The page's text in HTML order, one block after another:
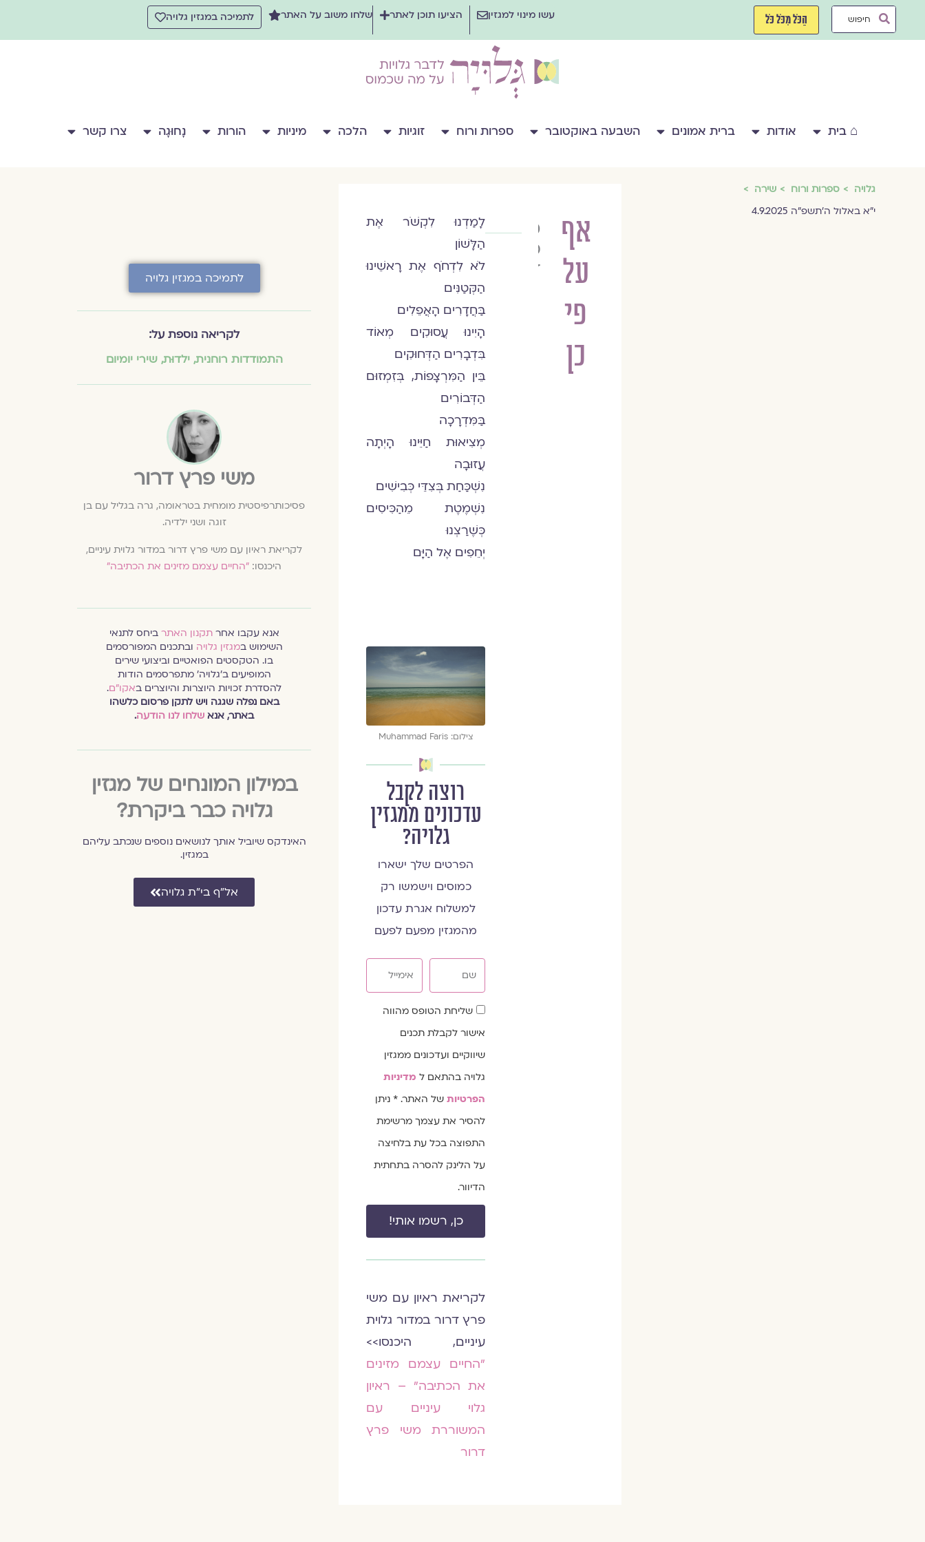
Search
הַכֹּל מִכֹּל כֹּל עשו מינוי למגזין הציעו תוכן לאתר שלחו משוב על האתר לתמיכה במגזין גלויה
⌂ בית אודות ברית אמונים השבעה באוקטובר ספרות ורוח זוגיות הלכה מיניות הורות נָחוּגָה צרו קשר
גלויה ספרות ורוח
שירה
י״א באלול ה׳תשפ״ה 4.9.2025
אף
על
פי
כן
משי
פרץ
דרור
לָמַדְנוּ לִקְשֹׁר אֶת
הַלָּשׁוֹן
לֹא לִדְחֹף אֶת רָאשֵׁינוּ
הַקְּטַנִּים
בַּחֲדָרִים הָאֲפֵלִים
הָיִינוּ עֲסוּקִים מְאוֹד
בִּדְבָרִים הַדְּחוּקִים
בֵּין הַמִּרְצָפוֹת, בְּזִמְזוּם
הַדְּבוֹרִים
בַּמִּדְרָכָה
מְצִיאוּת חַיֵּינוּ הָיְתָה
עֲזוּבָה
נִשְׁכַּחַת בְּצִדֵּי כְּבִישִׁים
נִשְׁמֶטֶת מֵהַכִּיסִים
כְּשֶׁרַצְנוּ
יְחֵפִים אֶל הַיָּם
צילום: Muhammad Faris
רוצה לקבל
עדכונים ממגזין
גלויה?
הפרטים שלך ישארו
כמוסים וישמשו רק
למשלוח אגרת עדכון
מהמגזין מפעם לפעם
שדהשליחת הטופס מהווה
אישור לקבלת תכנים
שיווקיים ועדכונים ממגזין
גלויה בהתאם למדיניות
הפרטיותשל האתר. * ניתן
להסיר את עצמך מרשימת
התפוצה בכל עת בלחיצה
על הלינק להסרה בתחתית
הדיוור.
כן, רשמו אותי!
לקריאת ראיון עם משי
פרץ דרור במדור גלוית
עיניים, היכנסו>>
"החיים עצמם מזינים
את הכתיבה" – ראיון
גלוי עיניים עם
המשוררת משי פרץ
דרור
לתמיכה במגזין גלויה
לקריאה נוספת על:
התמודדות רוחנית,ילדוּת,שירי יומיום
משי פרץ דרור
פסיכותרפיסטית מומחית בטראומה, גרה בגליל עם בן
זוגה ושני ילדיה.
לקריאת ראיון עם משי פרץ דרור במדור גלוית עיניים,
היכנסו: "החיים עצמם מזינים את הכתיבה"
אנא עקבו אחרתקנון האתר ביחס לתנאי
השימוש במגזין גלויה ובתכנים המפורסמים
בו. הטקסטים הפואטיים וביצועי שירים
המופיעים ב׳גלויה׳ מתפרסמים הודות
להסדרת זכויות היוצרות והיוצרים באקו״ם.
באם נפלה שגגה ויש לתקן פרסום כלשהו
באתר, אנא שלחו לנו הודעה.
במילון המונחים של מגזין
גלויה כבר ביקרת?
האינדקס שיוביל אותך לנושאים נוספים שנכתב עליהם
במגזין.
אל״ף בי״ת גלויה